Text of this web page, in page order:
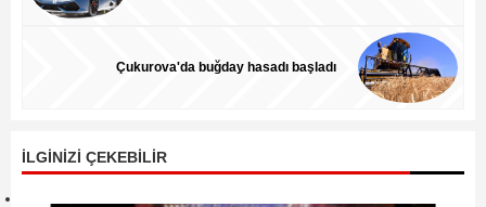
Çukurova'da buğday hasadı başladı
İLGİNİZİ ÇEKEBİLİR